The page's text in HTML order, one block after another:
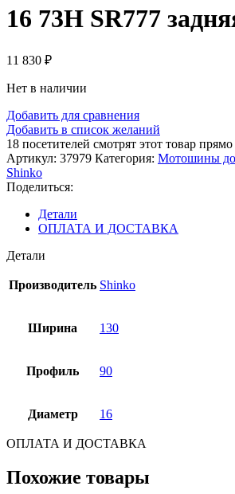
16 73H SR777
11 830 ₽
Нет в наличии
Добавить для сравнения
Добавить в список желаний
18 посетителей смотрят этот товар прямо
Артикул: 37979 Категория: Мотошины
Shinko
Поделиться:
Детали
ОПЛАТА И ДОСТАВКА
Детали
Производитель Shinko
Ширина 130
Профиль 90
Диаметр 16
ОПЛАТА И ДОСТАВКА
Похожие товары